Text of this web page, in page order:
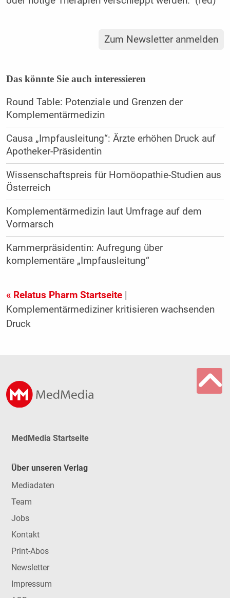
Zum Newsletter anmelden
Das könnte Sie auch interessieren
Round Table: Potenziale und Grenzen der
Komplementärmedizin
Causa „Impfausleitung“: Ärzte erhöhen Druck auf
Apotheker-Präsidentin
Wissenschaftspreis für Homöopathie-Studien aus
Österreich
Komplementärmedizin laut Umfrage auf dem
Vormarsch
Kammerpräsidentin: Aufregung über
komplementäre „Impfausleitung“
« Relatus Pharm Startseite|
Komplementärmediziner kritisieren wachsenden
Druck
MedMedia Startseite
Über unseren Verlag
Mediadaten
Team
Jobs
Kontakt
Print-Abos
Newsletter
Impressum